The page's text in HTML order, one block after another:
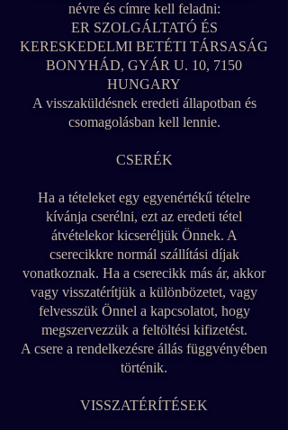
névre és címre kell feladni:
ER SZOLGÁLTATÓ ÉS
KERESKEDELMI BETÉTI TÁRSASÁG
BONYHÁD, GYÁR U. 10, 7150
HUNGARY
A visszaküldésnek eredeti állapotban és
csomagolásban kell lennie.
CSERÉK
Ha a tételeket egy egyenértékű tételre
kívánja cserélni, ezt az eredeti tétel
átvételekor kicseréljük Önnek. A
cserecikkre normál szállítási díjak
vonatkoznak. Ha a cserecikk más ár, akkor
vagy visszatérítjük a különbözetet, vagy
felvesszük Önnel a kapcsolatot, hogy
megszervezzük a feltöltési kifizetést.
A csere a rendelkezésre állás függvényében
történik.
VISSZATÉRÍTÉSEK